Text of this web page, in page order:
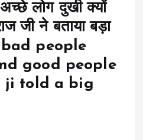
लोग दुखी क्यों
जी ने बताया बड़ा
bad people
good people
ji told a big